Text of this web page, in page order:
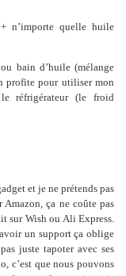
n’importe quelle huile
bain d’huile (mélange
profite pour utiliser mon
réfrigérateur (le froid
et je ne prétends pas
ça ne coûte pas
sur Wish ou Ali Express.
un support ça oblige
juste tapoter avec ses
c’est que nous pouvons